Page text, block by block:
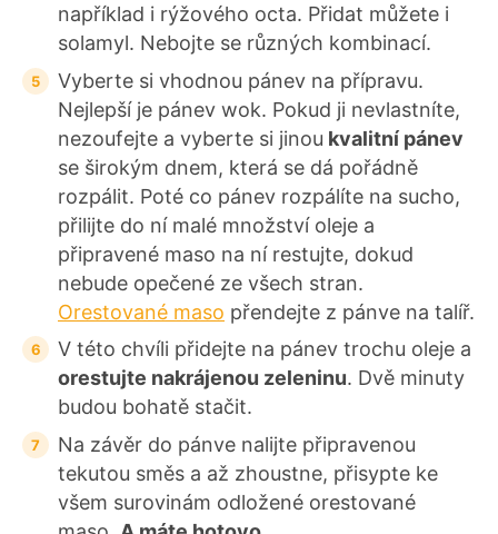
například i rýžového octa. Přidat můžete i
solamyl. Nebojte se různých kombinací.
Vyberte si vhodnou pánev na přípravu.
Nejlepší je pánev wok. Pokud ji nevlastníte,
nezoufejte a vyberte si jinou kvalitní pánev
se širokým dnem, která se dá pořádně
rozpálit. Poté co pánev rozpálíte na sucho,
přilijte do ní malé množství oleje a
připravené maso na ní restujte, dokud
nebude opečené ze všech stran.
Orestované maso přendejte z pánve na talíř.
V této chvíli přidejte na pánev trochu oleje a
orestujte nakrájenou zeleninu. Dvě minuty
budou bohatě stačit.
Na závěr do pánve nalijte připravenou
tekutou směs a až zhoustne, přisypte ke
všem surovinám odložené orestované